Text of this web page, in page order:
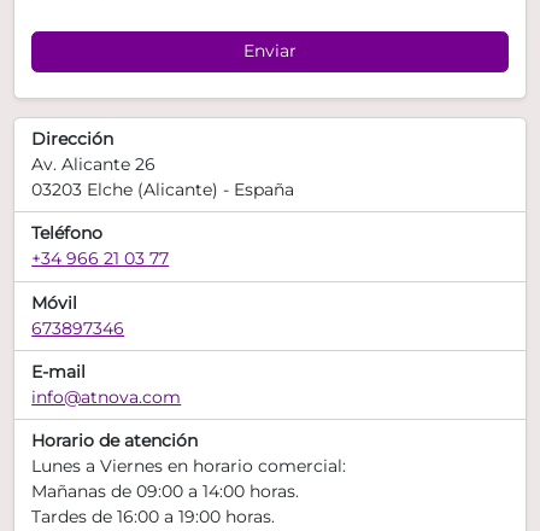
Enviar
Dirección
Av. Alicante 26
03203 Elche (Alicante) - España
Teléfono
+34 966 21 03 77
Móvil
673897346
E-mail
info@atnova.com
Horario de atención
Lunes a Viernes en horario comercial:
Mañanas de 09:00 a 14:00 horas.
Tardes de 16:00 a 19:00 horas.